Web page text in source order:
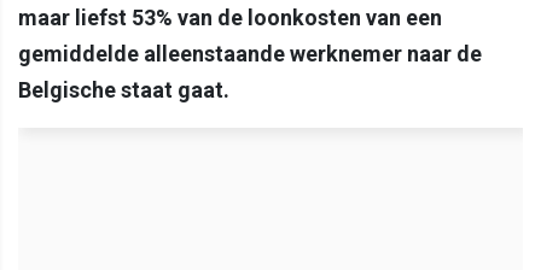
maar liefst 53% van de loonkosten van een
gemiddelde alleenstaande werknemer naar de
Belgische staat gaat.